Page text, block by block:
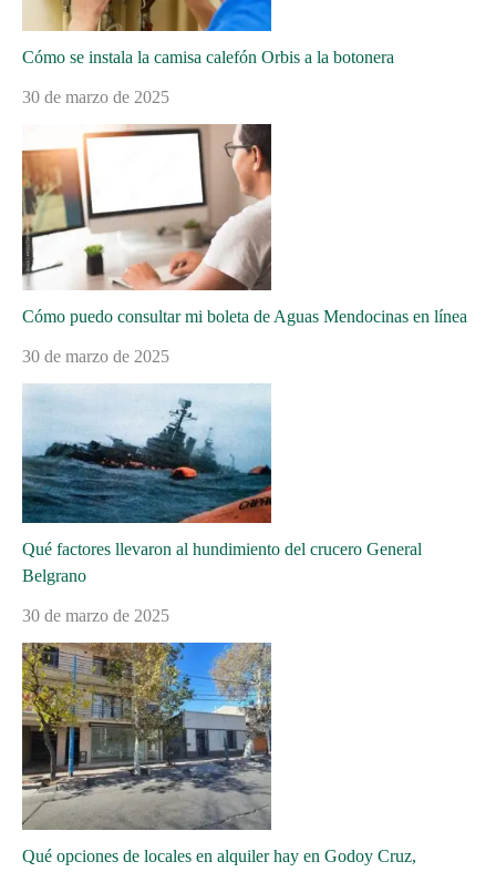
Cómo se instala la camisa calefón Orbis a la botonera
30 de marzo de 2025
Cómo puedo consultar mi boleta de Aguas Mendocinas en línea
30 de marzo de 2025
Qué factores llevaron al hundimiento del crucero General
Belgrano
30 de marzo de 2025
Qué opciones de locales en alquiler hay en Godoy Cruz,